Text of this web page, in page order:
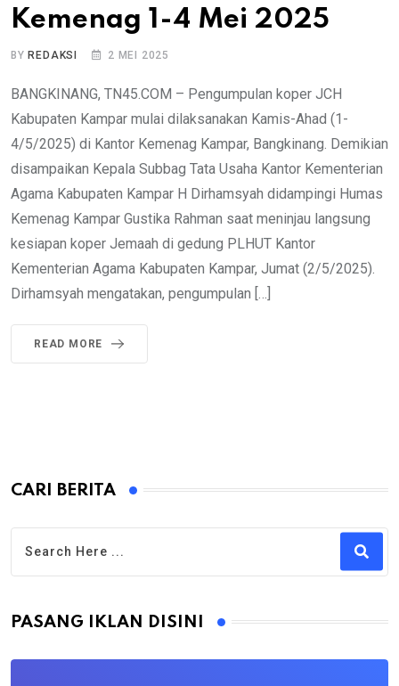
Kemenag 1-4 Mei 2025
BYREDAKSI 2 MEI 2025
BANGKINANG, TN45.COM – Pengumpulan koper JCH
Kabupaten Kampar mulai dilaksanakan Kamis-Ahad (1-
4/5/2025) di Kantor Kemenag Kampar, Bangkinang. Demikian
disampaikan Kepala Subbag Tata Usaha Kantor Kementerian
Agama Kabupaten Kampar H Dirhamsyah didampingi Humas
Kemenag Kampar Gustika Rahman saat meninjau langsung
kesiapan koper Jemaah di gedung PLHUT Kantor
Kementerian Agama Kabupaten Kampar, Jumat (2/5/2025).
Dirhamsyah mengatakan, pengumpulan […]
READ MORE
CARI BERITA
PASANG IKLAN DISINI